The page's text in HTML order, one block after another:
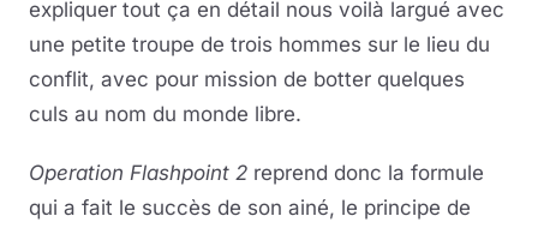
expliquer tout ça en détail nous voilà largué avec
une petite troupe de trois hommes sur le lieu du
conflit, avec pour mission de botter quelques
culs au nom du monde libre.
Operation Flashpoint 2 reprend donc la formule
qui a fait le succès de son ainé, le principe de